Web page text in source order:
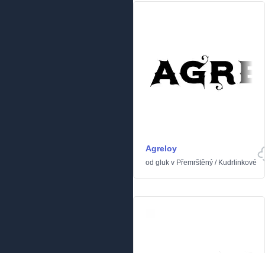
Agreloy
od gluk v Přemrštěný / Kudrlinkové